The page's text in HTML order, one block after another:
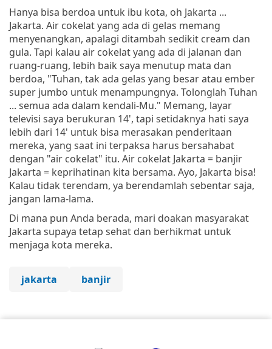
Hanya bisa berdoa untuk ibu kota, oh Jakarta ...
Jakarta. Air cokelat yang ada di gelas memang
menyenangkan, apalagi ditambah sedikit cream dan
gula. Tapi kalau air cokelat yang ada di jalanan dan
ruang-ruang, lebih baik saya menutup mata dan
berdoa, "Tuhan, tak ada gelas yang besar atau ember
super jumbo untuk menampungnya. Tolonglah Tuhan
... semua ada dalam kendali-Mu." Memang, layar
televisi saya berukuran 14', tapi setidaknya hati saya
lebih dari 14' untuk bisa merasakan penderitaan
mereka, yang saat ini terpaksa harus bersahabat
dengan "air cokelat" itu. Air cokelat Jakarta = banjir
Jakarta = keprihatinan kita bersama. Ayo, Jakarta bisa!
Kalau tidak terendam, ya berendamlah sebentar saja,
jangan lama-lama.
Di mana pun Anda berada, mari doakan masyarakat
Jakarta supaya tetap sehat dan berhikmat untuk
menjaga kota mereka.
jakarta banjir